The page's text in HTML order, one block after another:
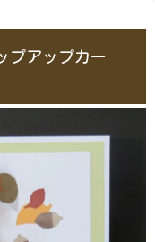
プアップカー